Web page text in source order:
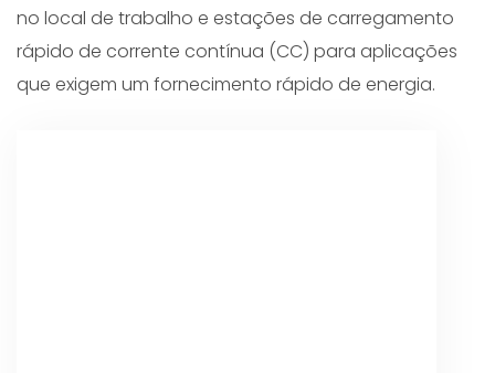
no local de trabalho e estações de carregamento
rápido de corrente contínua (CC) para aplicações
que exigem um fornecimento rápido de energia.